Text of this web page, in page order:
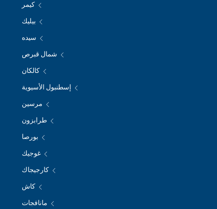
كيمر
بيليك
سيده
شمال قبرص
كالكان
إسطنبول الأسيوية
مرسين
طرابزون
بورصا
غوجيك
كارجيجاك
كاش
مانافجات